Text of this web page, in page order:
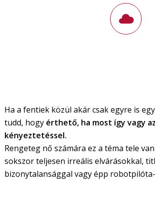
Ha a fentiek közül akár csak egyre is
tudd, hogy érthető, ha most így vagy
kényeztetéssel.
Rengeteg nő számára ez a téma tele
sokszor teljesen irreális elvárásokkal,
bizonytalansággal vagy épp